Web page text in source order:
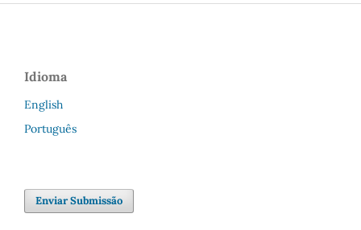
Idioma
English
Português
Enviar Submissão